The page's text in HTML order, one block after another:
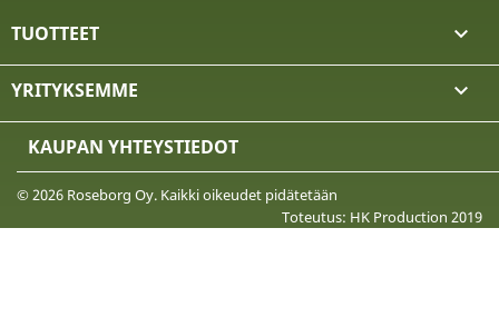
TUOTTEET 
YRITYKSEMME 
KAUPAN YHTEYSTIEDOT
© 2026 Roseborg Oy. Kaikki oikeudet pidätetään
Toteutus: HK Production 2019